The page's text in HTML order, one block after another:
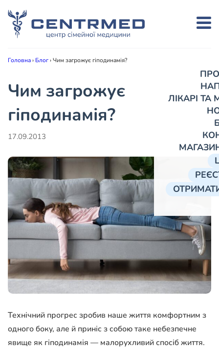
ЛІКАРІ
Головна› Блог›Чим загрожує гіподинамія?
Чим загрожує
гіподинамія?
17.09.2013
Технічний прогрес зробив наше життя комфортним з
одного боку, але й приніс з собою таке небезпечне
явище як гіподинамія — малорухливий спосіб життя.